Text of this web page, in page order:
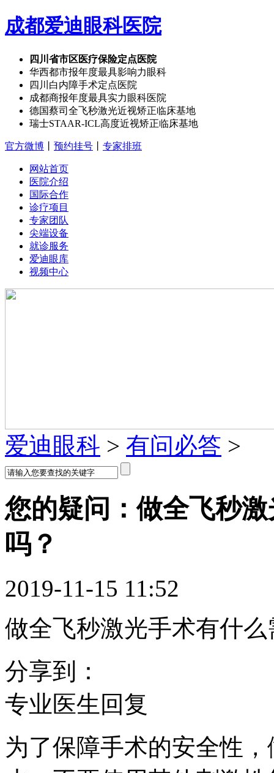
成都爱迪眼科医院
四川省市区医疗保险定点医院
华西都市报年度最具影响力眼科
四川白内障手术定点医院
成都商报年度最具实力眼科医院
德国蔡司全飞秒激光近视矫正临床基地
瑞士STAAR-ICL高度近视矫正临床基地
官方微博 预约挂号 专家排班
网站首页
医院介绍
国际合作
诊疗项目
专家团队
尖端设备
就诊服务
爱迪眼库
视频中心
爱迪眼科 > 有问必答 >
您的疑问：做全飞秒
吗？
2019-11-15 11:52
做全飞秒激光手术有什
分享到：
专业医生回复
为了保障手术的安全性